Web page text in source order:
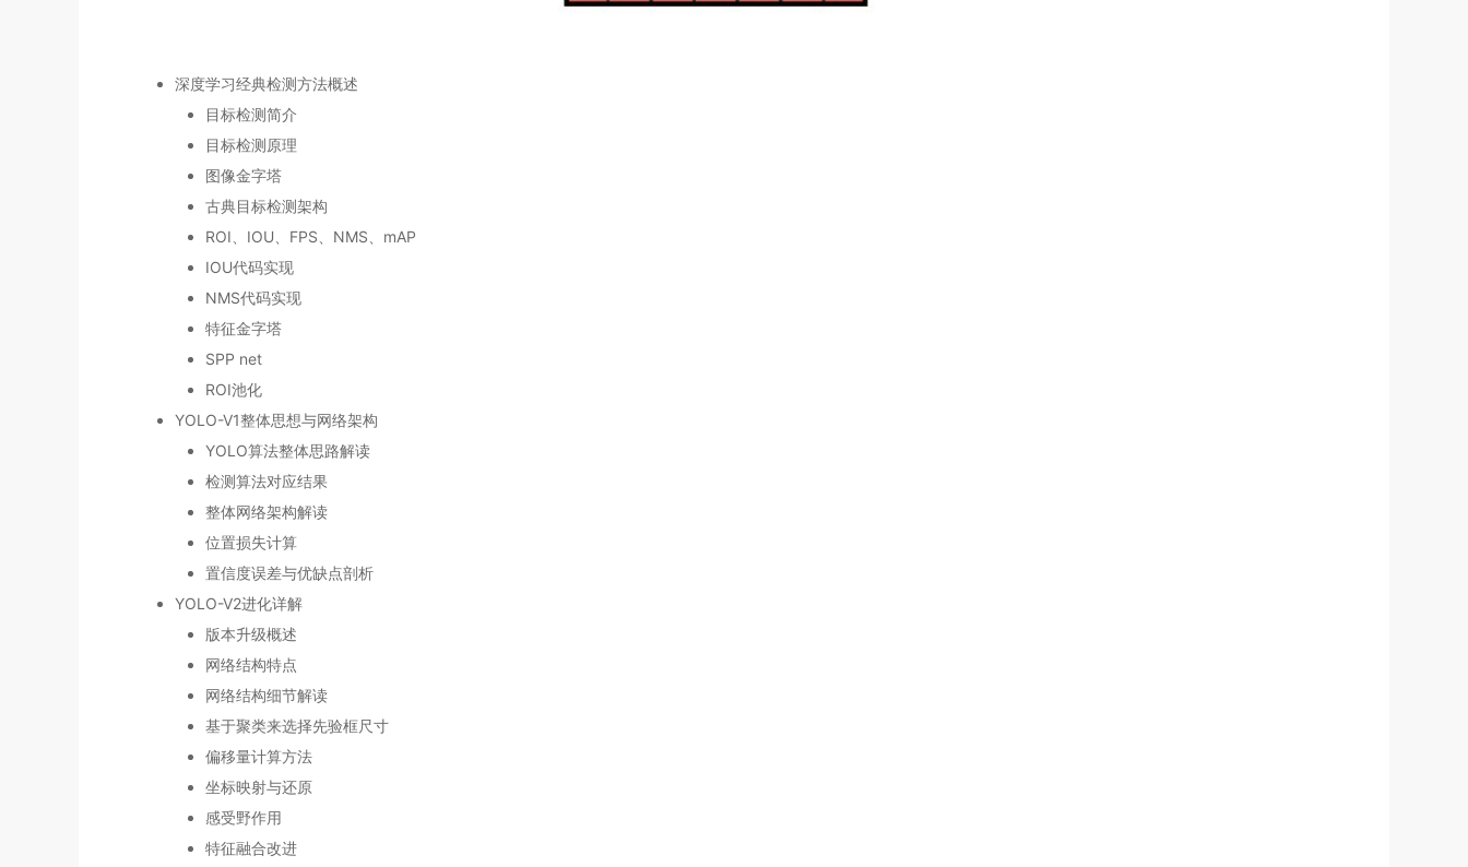
深度学习经典检测方法概述
目标检测简介
目标检测原理
图像金字塔
古典目标检测架构
ROI、IOU、FPS、NMS、mAP
IOU代码实现
NMS代码实现
特征金字塔
SPP net
ROI池化
YOLO-V1整体思想与网络架构
YOLO算法整体思路解读
检测算法对应结果
整体网络架构解读
位置损失计算
置信度误差与优缺点剖析
YOLO-V2进化详解
版本升级概述
网络结构特点
网络结构细节解读
基于聚类来选择先验框尺寸
偏移量计算方法
坐标映射与还原
感受野作用
特征融合改进